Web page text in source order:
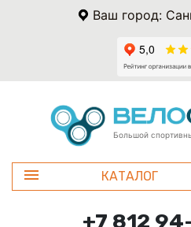
Ваш город:
Большой
КАТАЛОГ
+7 812